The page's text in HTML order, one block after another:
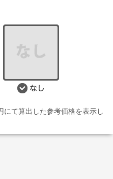
て算出した参考価格を表示し